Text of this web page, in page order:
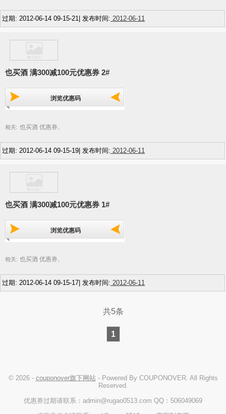
过期: 2012-06-14 09-15-21| 发布时间: 2012-06-11
也买酒 满300减100元优惠券 2#
浏览优惠码
相关: 也买酒 优惠券
过期: 2012-06-14 09-15-19| 发布时间: 2012-06-11
也买酒 满300减100元优惠券 1#
浏览优惠码
相关: 也买酒 优惠券
过期: 2012-06-14 09-15-17| 发布时间: 2012-06-11
共5条
1
© 2026 - couponover旗下网站- Powered By COUPONOVER. All Rights
Reserved.
优惠券过期请联系：admin@rugao0513.com QQ：506049069